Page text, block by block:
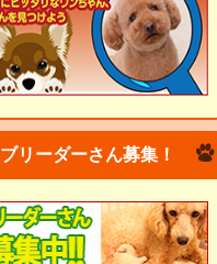
ブリーダーさん募集！